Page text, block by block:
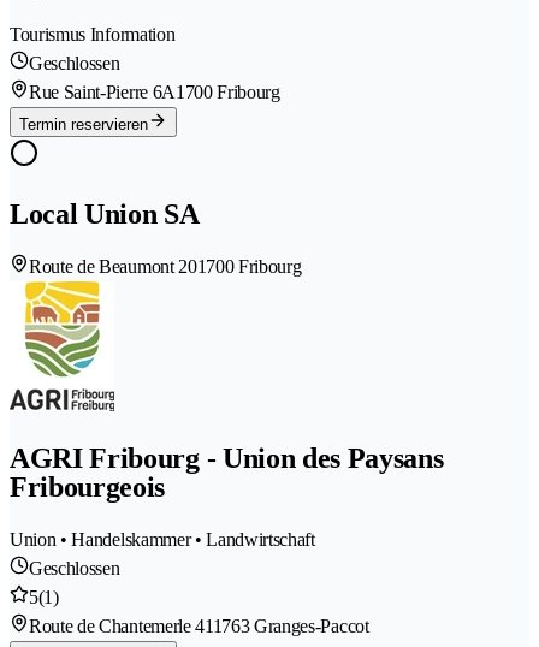
Tourismus Information
Geschlossen
Rue Saint-Pierre 6A1700 Fribourg
Termin reservieren
Local Union SA
Route de Beaumont 201700 Fribourg
AGRI Fribourg - Union des Paysans
Fribourgeois
Union • Handelskammer • Landwirtschaft
Geschlossen
5(1)
Route de Chantemerle 411763 Granges-Paccot